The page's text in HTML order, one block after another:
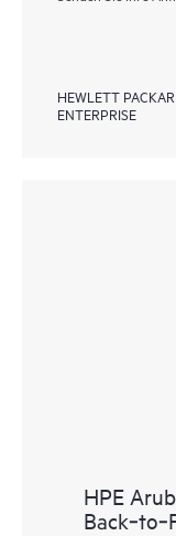
HEWLETT
ENTERPRISE
HPE